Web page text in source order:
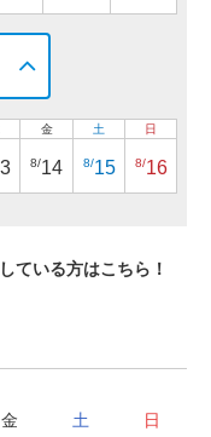
金
8/14
土
8/15
日
8/16
ている方はこちら！
金 土 日